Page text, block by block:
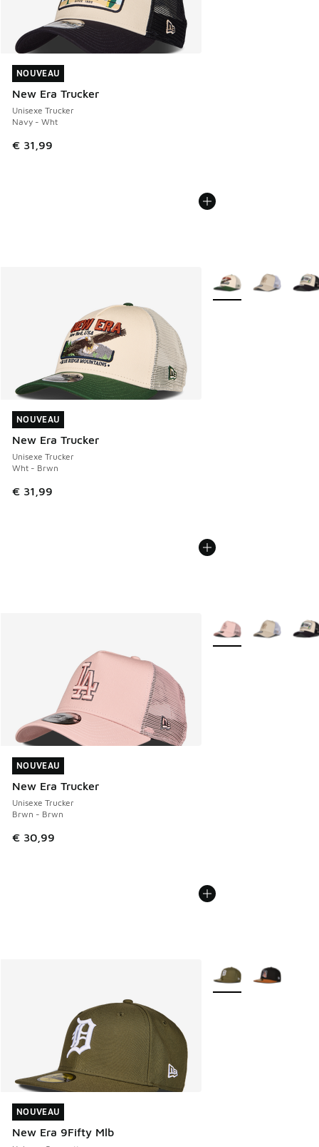
NOUVEAU
New Era Trucker
Unisexe Trucker
Navy - Wht
€ 31,99
NOUVEAU
NOUVEAU
New Era Trucker
Unisexe Trucker
Wht - Brwn
€ 31,99
NOUVEAU
Plus de couleurs
NOUVEAU
New Era Trucker
Unisexe Trucker
Brwn - Brwn
€ 30,99
NOUVEAU
Plus de couleurs
NOUVEAU
New Era 9Fifty Mlb
NOUVEAU
Plus de couleurs